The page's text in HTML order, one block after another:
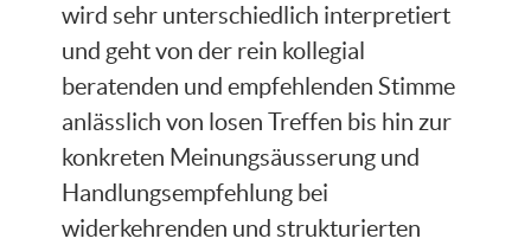
wird sehr unterschiedlich interpretiert
und geht von der rein kollegial
beratenden und empfehlenden Stimme
anlässlich von losen Treffen bis hin zur
konkreten Meinungsäusserung und
Handlungsempfehlung bei
widerkehrenden und strukturierten